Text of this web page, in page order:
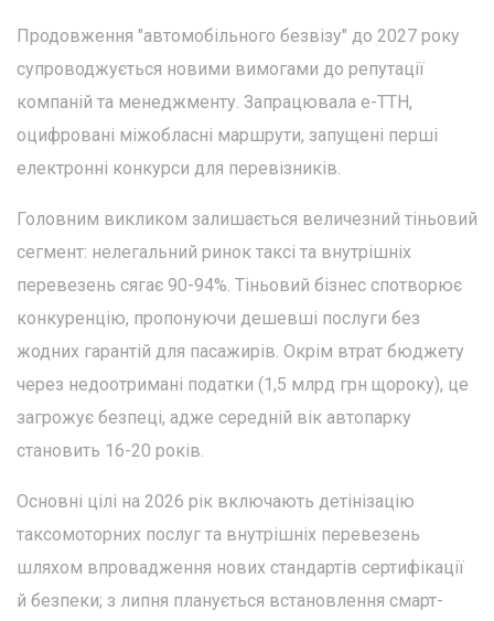
Продовження "автомобільного безвізу" до 2027 року
супроводжується новими вимогами до репутації
компаній та менеджменту. Запрацювала е-ТТН,
оцифровані міжобласні маршрути, запущені перші
електронні конкурси для перевізників.
Головним викликом залишається величезний тіньовий
сегмент: нелегальний ринок таксі та внутрішніх
перевезень сягає 90-94%. Тіньовий бізнес спотворює
конкуренцію, пропонуючи дешевші послуги без
жодних гарантій для пасажирів. Окрім втрат бюджету
через недоотримані податки (1,5 млрд грн щороку), це
загрожує безпеці, адже середній вік автопарку
становить 16-20 років.
Основні цілі на 2026 рік включають детінізацію
таксомоторних послуг та внутрішніх перевезень
шляхом впровадження нових стандартів сертифікації
й безпеки; з липня планується встановлення смарт-